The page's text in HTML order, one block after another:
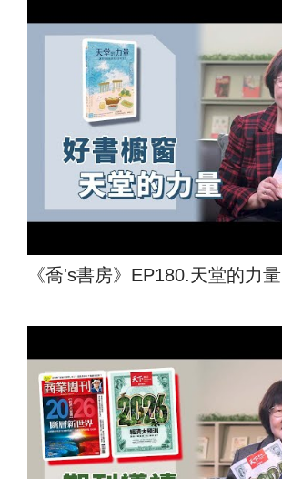
《喬's書房》EP180.天堂的力量